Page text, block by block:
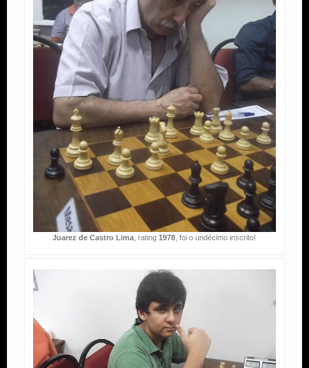
Juarez de Castro Lima, rating1978, foi o undécimo inscrito!